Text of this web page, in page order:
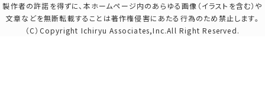
製作者の許諾を得ずに、本ホームページ内のあらゆる画像（イラストを含む）や
文章などを無断転載することは著作権侵害にあたる行為のため禁止します。
（C）Copyright Ichiryu Associates,Inc.All Right Reserved.